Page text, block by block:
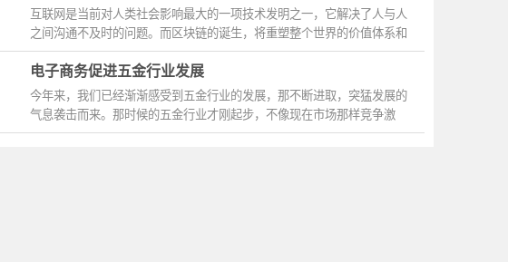
互联网是当前对人类社会影响最大的一项技术发明之一，它解决了人与人
之间沟通不及时的问题。而区块链的诞生，将重塑整个世界的价值体系和
信任体系...
电子商务促进五金行业发展
今年来，我们已经渐渐感受到五金行业的发展，那不断进取，突猛发展的
气息袭击而来。那时候的五金行业才刚起步，不像现在市场那样竞争激
烈。五金行...